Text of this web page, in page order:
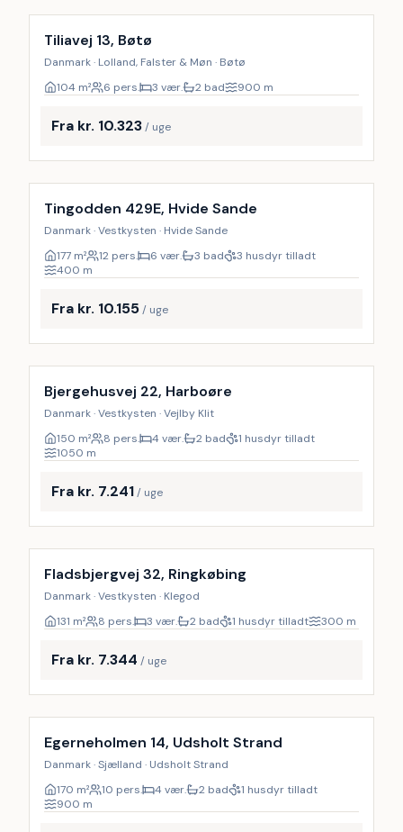
Tiliavej 13, Bøtø
Danmark · Lolland, Falster & Møn · Bøtø
104 m² 6 pers. 3 vær. 2 bad 900 m
Fra kr. 10.323/ uge
Inkl. rengøring
Tingodden 429E, Hvide Sande
Danmark · Vestkysten · Hvide Sande
177 m² 12 pers. 6 vær. 3 bad
3 husdyr tilladt
400 m
Fra kr. 10.155/ uge
Inkl. rengøring
Bjergehusvej 22, Harboøre
Danmark · Vestkysten · Vejlby Klit
150 m² 8 pers. 4 vær. 2 bad
1 husdyr tilladt
1050 m
Fra kr. 7.241/ uge
Inkl. rengøring
Fladsbjergvej 32, Ringkøbing
Danmark · Vestkysten · Klegod
131 m² 8 pers. 3 vær. 2 bad 1 husdyr tilladt 300 m
Fra kr. 7.344 / uge
Inkl. rengøring
Egerneholmen 14, Udsholt Strand
Danmark · Sjælland · Udsholt Strand
170 m² 10 pers. 4 vær. 2 bad
1 husdyr tilladt
900 m